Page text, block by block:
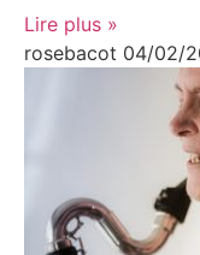
Lire plus »
rosebacot 04/02/